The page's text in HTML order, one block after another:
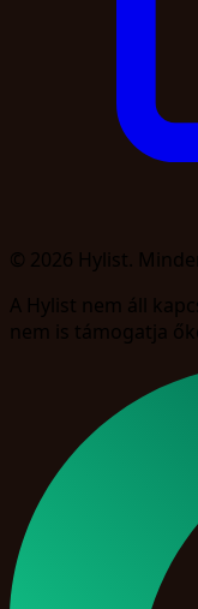
© 2026 Hylist.
A Hylist nem áll
nem is támogatja